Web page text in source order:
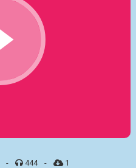
- 444 - 1